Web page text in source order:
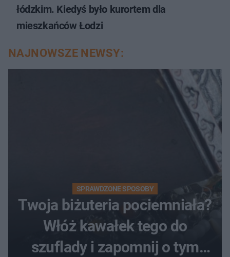
łódzkim. Kiedyś było kurortem dla
mieszkańców Łodzi
NAJNOWSZE NEWSY:
SPRAWDZONE SPOSOBY
Twoja biżuteria pociemniała?
Włóż kawałek tego do
szuflady i zapomnij o tym